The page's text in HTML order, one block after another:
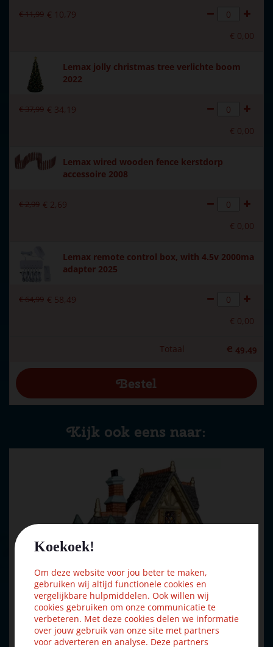
Koekoek!
Om deze website voor jou beter te maken,
gebruiken wij altijd functionele cookies en
vergelijkbare hulpmiddelen. Ook willen wij
cookies gebruiken om onze communicatie te
verbeteren. Met deze cookies delen we informatie
over jouw gebruik van onze site met partners
voor adverteren en analyse. Deze partners
€11,99 € 10,79
€ 0,00
Lemax jolly christmas tree verlichte boom
2022
€37,99 € 34, 19
€ 0,00
Lemax wired wooden fence kerstdorp
accessoire 2008
€2,99 € 2,69
€ 0,00
Lemax remote control box, with 4.5v 2000ma
adapter 2025
€64,99 € 58,49
€ 0,00
Totaal € 49,49
Kijk ook eens naar: